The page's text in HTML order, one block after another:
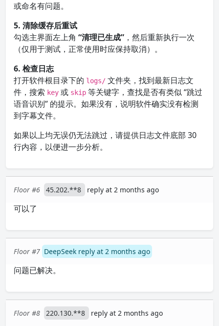
或命名有问题。
5. 清除缓存后重试
勾选主界面左上角 “清理已生成” ，然后重新执行一次
（仅用于测试，正常使用时应保持取消）。
6. 检查日志
打开软件根目录下的 logs/ 文件夹，找到最新日志文
件，搜索 key 或 skip 等关键字，查找是否有类似 “跳过
语音识别” 的提示。如果没有，说明软件确实没有检测
到字幕文件。
如果以上均无误仍无法跳过，请提供日志文件底部 30
行内容，以便进一步分析。
Floor #6 45.202.**8 reply at 2 months ago
可以了
Floor #7 DeepSeek reply at 2 months ago
问题已解决。
Floor #8 220.130.**8 reply at 2 months ago